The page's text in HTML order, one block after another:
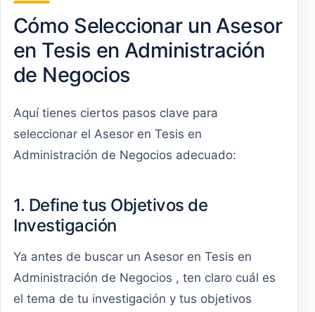
Cómo Seleccionar un Asesor
en Tesis en Administración
de Negocios
Aquí tienes ciertos pasos clave para
seleccionar el Asesor en Tesis en
Administración de Negocios adecuado:
1. Define tus Objetivos de
Investigación
Ya antes de buscar un Asesor en Tesis en
Administración de Negocios , ten claro cuál es
el tema de tu investigación y tus objetivos